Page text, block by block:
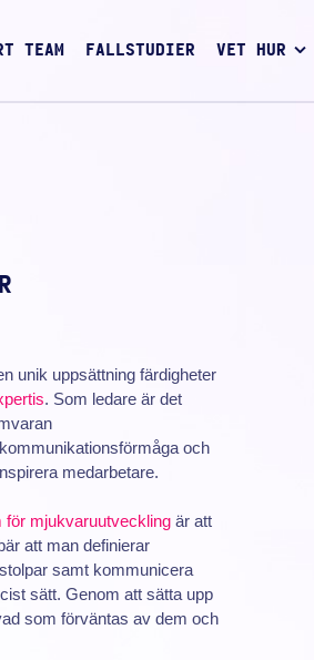
TEAM FALLSTUDIER VET HUR
unik uppsättning färdigheter
. Som ledare är det
och
medarbetare.
för mjukvaruutvecklingär att
att man definierar
samt kommunicera
sätt. Genom att sätta upp
som förväntas av dem och